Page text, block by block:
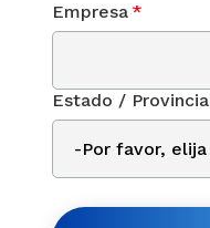
Empresa *
Estado / Provincia